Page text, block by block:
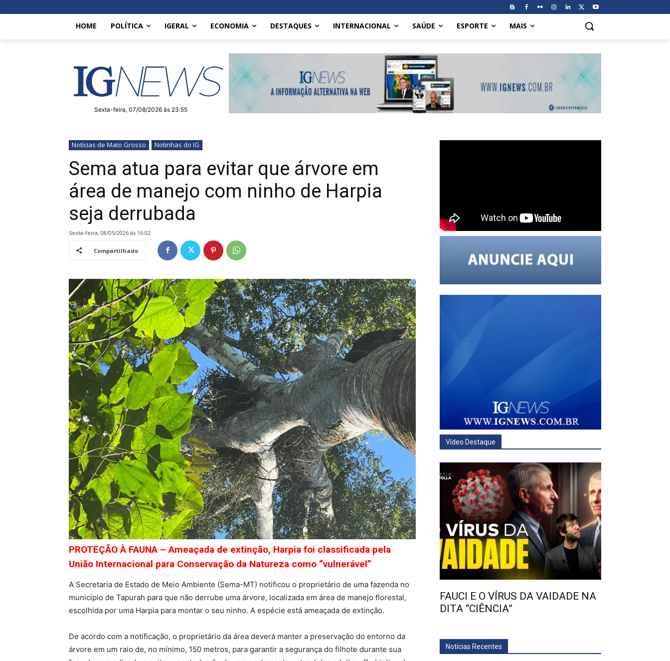
HOME POLÍTICA IGERAL ECONOMIA DESTAQUES INTERNACIONAL SAÚDE ESPORTE MAIS
Sexta-feira, 07/08/2026 às 23:55
Notícias de Mato Grosso Notinhas do IG
Sema atua para evitar que árvore em
área de manejo com ninho de Harpia
seja derrubada
sexta-feira, 08/05/2026 ás 16:02
Compartilhado
PROTEÇÃO À FAUNA – Ameaçada de extinção, Harpia foi classificada pela
União Internacional para Conservação da Natureza como “vulnerável”
A Secretaria de Estado de Meio Ambiente (Sema-MT) notificou o proprietário de uma fazenda no
município de Tapurah para que não derrube uma árvore, localizada em área de manejo florestal,
escolhida por uma Harpia para montar o seu ninho. A espécie está ameaçada de extinção.
De acordo com a notificação, o proprietário da área deverá manter a preservação do entorno da
árvore em um raio de, no mínimo, 150 metros, para garantir a segurança do filhote durante sua
Vídeo Destaque
FAUCI E O VÍRUS DA VAIDADE NA
DITA “CIÊNCIA”
Notícias Recentes